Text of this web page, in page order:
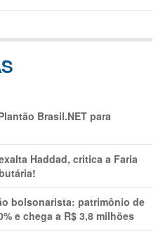
Brasil.NET para
Haddad, critica a Faria
bolsonarista: patrimônio de
e chega a R$ 3,8 milhões